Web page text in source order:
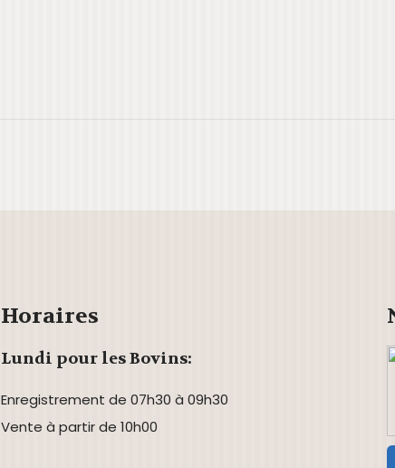
Horaires
Lundi pour les Bovins:
Enregistrement de 07h30 à 09h30
Vente à partir de 10h00